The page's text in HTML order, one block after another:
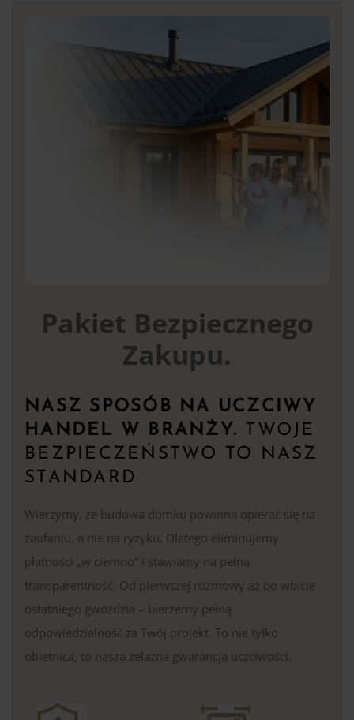
Pakiet Bezpiecznego
Zakupu.
NASZ SPOSÓB NA UCZCIWY
HANDEL W BRANŻY.
TWOJE
BEZPIECZEŃSTWO TO NASZ
STANDARD
Wierzymy, że budowa domku powinna opierać się na
zaufaniu, a nie na ryzyku. Dlatego eliminujemy
płatności „w ciemno” i stawiamy na pełną
transparentność. Od pierwszej rozmowy aż po wbicie
ostatniego gwoździa – bierzemy pełną
odpowiedzialność za Twój projekt. To nie tylko
obietnica, to nasza żelazna gwarancja uczciwości.